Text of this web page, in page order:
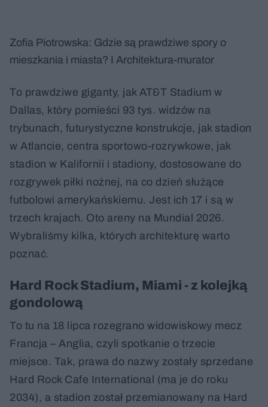
Zofia Piotrowska: Gdzie są prawdziwe spory o
mieszkania i miasta? I Architektura-murator
To prawdziwe giganty, jak AT&T Stadium w
Dallas, który pomieści 93 tys. widzów na
trybunach, futurystyczne konstrukcje, jak stadion
w Atlancie, centra sportowo-rozrywkowe, jak
stadion w Kalifornii i stadiony, dostosowane do
rozgrywek piłki nożnej, na co dzień służące
futbolowi amerykańskiemu. Jest ich 17 i są w
trzech krajach. Oto areny na Mundial 2026.
Wybraliśmy kilka, których architekturę warto
poznać.
Hard Rock Stadium, Miami - z kolejką
gondolową
To tu na 18 lipca rozegrano widowiskowy mecz
Francja – Anglia, czyli spotkanie o trzecie
miejsce. Tak, prawa do nazwy zostały sprzedane
Hard Rock Cafe International (ma je do roku
2034), a stadion został przemianowany na Hard